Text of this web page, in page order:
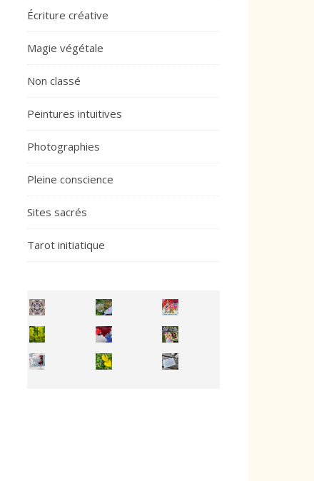
Écriture créative
Magie végétale
Non classé
Peintures intuitives
Photographies
Pleine conscience
Sites sacrés
Tarot initiatique
Inhabit your body and understand its
You're
50/50 OR 100/100 ? The day after Ascension, w